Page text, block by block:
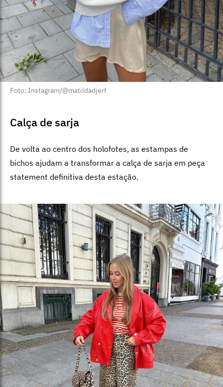
Foto: Instagram/@matildadjerf
Calça de sarja
De volta ao centro dos holofotes, as estampas de
bichos ajudam a transformar a calça de sarja em peça
statement definitiva desta estação.